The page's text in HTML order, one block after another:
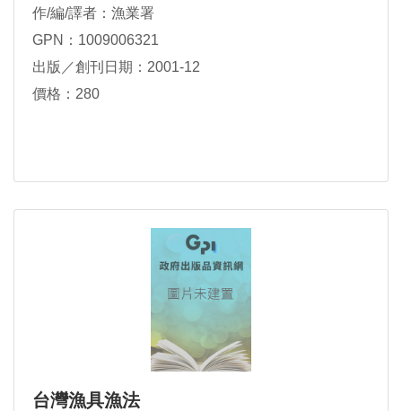
作/編/譯者：漁業署
GPN：1009006321
出版／創刊日期：2001-12
價格：280
台灣漁具漁法